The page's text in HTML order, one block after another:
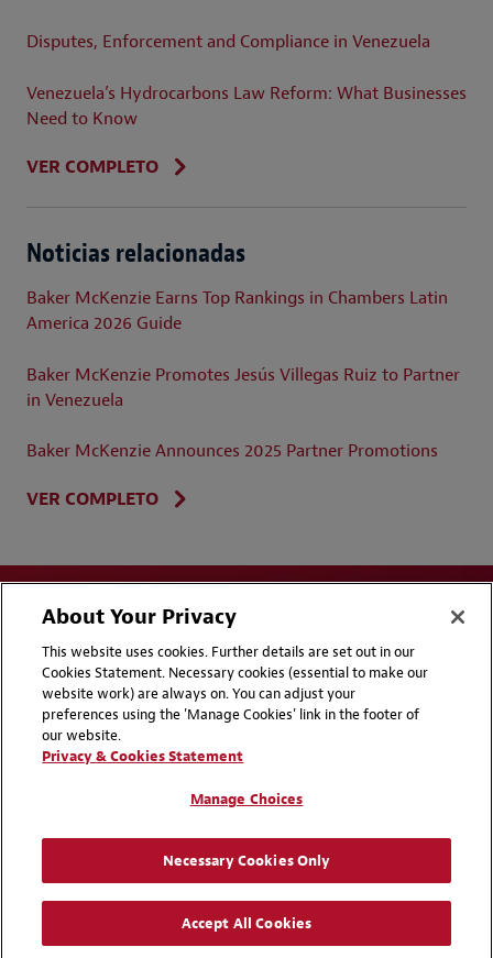
Disputes, Enforcement and Compliance in Venezuela
Venezuela’s Hydrocarbons Law Reform: What Businesses
Need to Know
VER COMPLETO
Noticias relacionadas
Baker McKenzie Earns Top Rankings in Chambers Latin
America 2026 Guide
Baker McKenzie Promotes Jesús Villegas Ruiz to Partner
in Venezuela
Baker McKenzie Announces 2025 Partner Promotions
VER COMPLETO
Disclaimers
Privacy & Cookies Statement
Cookie Preferences
Attorney Advertising | © 2026 Baker McKenzie
About Your Privacy
This website uses cookies. Further details are set out in our
Cookies Statement. Necessary cookies (essential to make our
website work) are always on. You can adjust your
preferences using the 'Manage Cookies' link in the footer of
our website.
Privacy & Cookies Statement
Manage Choices
Necessary Cookies Only
Accept All Cookies